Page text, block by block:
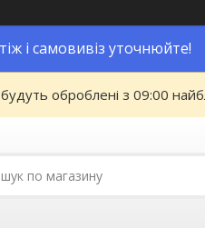
і самовивіз уточнюйте!
оброблені з 09:00